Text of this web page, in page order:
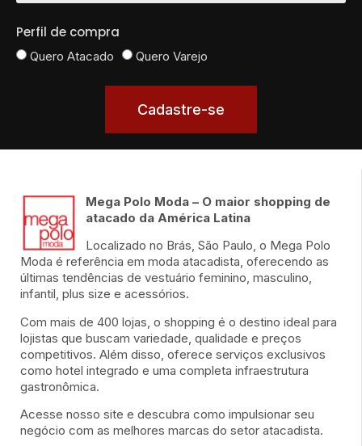
Perfil de compra
Quero Atacado Quero Varejo
Cadastre-se
Mega Polo Moda – O maior shopping de
atacado da América Latina
Localizado no Brás, São Paulo, o Mega Polo
Moda é referência em moda atacadista, oferecendo as
últimas tendências de vestuário feminino, masculino,
infantil, plus size e acessórios.
Com mais de 400 lojas, o shopping é o destino ideal para
lojistas que buscam variedade, qualidade e preços
competitivos. Além disso, oferece serviços exclusivos
como hotel integrado e uma completa infraestrutura
gastronômica.
Acesse nosso site e descubra como impulsionar seu
negócio com as melhores marcas do setor atacadista.